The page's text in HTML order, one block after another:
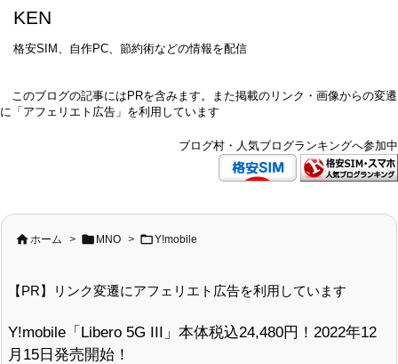
KEN
格安SIM、自作PC、節約術などの情報を配信
このブログの記事にはPRを含みます。また掲載のリンク・画像からの変遷
に「アフェリエト広告」を利用しています
ブログ村・人気ブログランキングへ参加中
 ホーム >  MNO > Y!mobile
【PR】リンク変遷にアフェリエト広告を利用しています
Y!mobile「Libero 5G III」本体税込24,480円！2022年12
月15日発売開始！